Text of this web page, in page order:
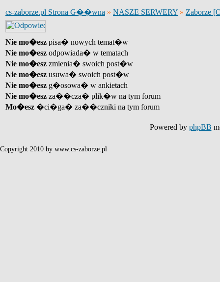
cs-zaborze.pl Strona G��wna » NASZE SERWERY » Zaborze
Nie mo�esz pisa� nowych temat�w
Nie mo�esz odpowiada� w tematach
Nie mo�esz zmienia� swoich post�w
Nie mo�esz usuwa� swoich post�w
Nie mo�esz g�osowa� w ankietach
Nie mo�esz za��cza� plik�w na tym forum
Mo�esz �ci�ga� za��czniki na tym forum
Powered by phpBB
Copyright 2010 by www.cs-zaborze.pl